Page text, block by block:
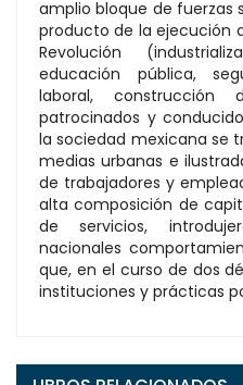
amplio bloque de fuerzas
producto de la ejecución
Revolución
educación pública,
laboral, construcción
patrocinados y
la sociedad mexicana se
medias urbanas e
de trabajadores y
alta composición de
de servicios,
nacionales
que, en el curso de dos
instituciones y prácticas